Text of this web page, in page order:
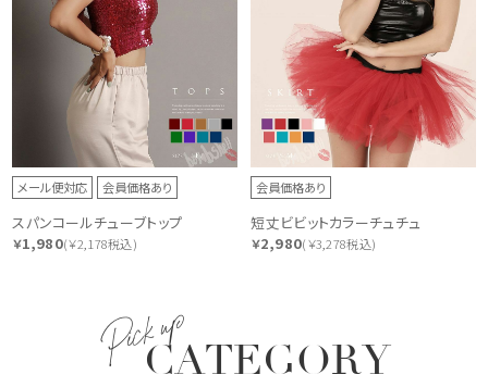
メール便対応 会員価格あり
スパンコールチューブトップ
￥1,980(￥2,178税込)
会員価格あり
短丈ビビットカラーチュチュ
￥2,980(￥3,278税込)
Pick upCATEGORY